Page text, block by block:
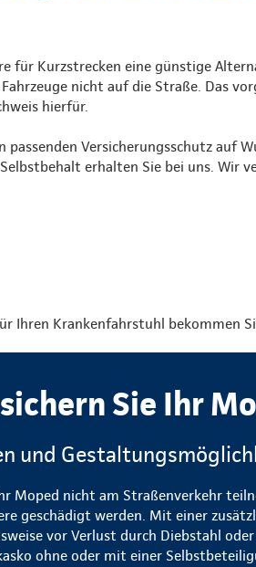
für Kurzstrecken eine günstige
nicht auf die Straße. Das
hierfür.
passenden Versicherungsschutz auf
erhalten Sie bei uns. Wir
Ihren Krankenfahrstuhl bekommen
Sie Ihr
und
Moped nicht am Straßenverkehr
geschädigt werden. Mit einer
vor Verlust durch Diebstahl
ohne oder mit einer